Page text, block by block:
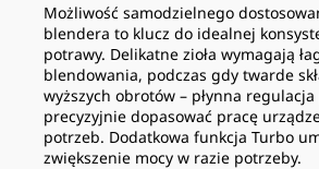
Możliwość samodzielnego
blendera to klucz do idealnej
potrawy. Delikatne zioła wymagają
blendowania, podczas gdy twarde
wyższych obrotów – płynna regulacja
precyzyjnie dopasować pracę
potrzeb. Dodatkowa funkcja Turbo
zwiększenie mocy w razie potrzeby.